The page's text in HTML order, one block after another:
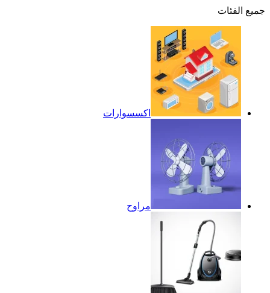
جميع الفئات
اكسسوارات
مراوح